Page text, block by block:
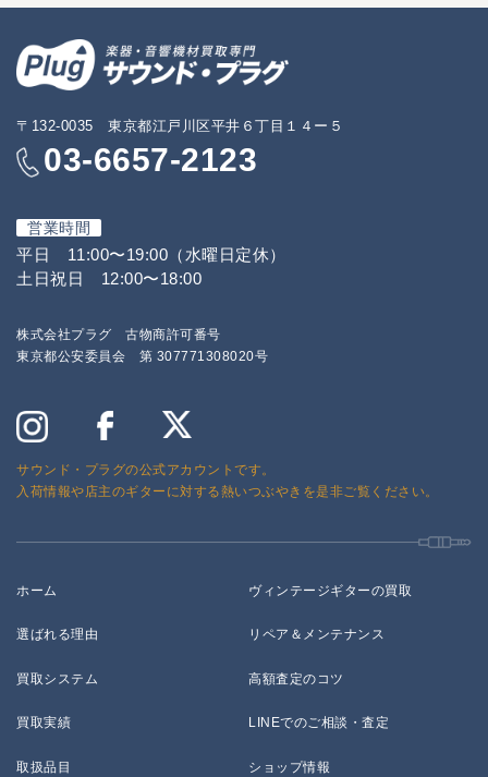
〒132-0035 東京都江戸川区平井６丁目１４ー５
03-6657-2123
営業時間
平日 11:00〜19:00（水曜日定休）
土日祝日 12:00〜18:00
株式会社プラグ 古物商許可番号
東京都公安委員会 第 307771308020号
サウンド・プラグの公式アカウントです。
入荷情報や店主のギターに対する熱いつぶやきを是非ご覧ください。
ホーム
選ばれる理由
買取システム
買取実績
取扱品目
ヴィンテージギターの買取
リペア＆メンテナンス
高額査定のコツ
LINEでのご相談・査定
ショップ情報